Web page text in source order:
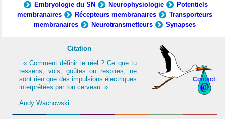
Embryologie du SN
Neurophysiologie
Potentiels
membranaires
Récepteurs membranaires
Transporteurs
membranaires
Neurotransmetteurs Synapses
Contact
Citation
« Comment définir le réel ? Ce que tu
ressens, vois, goûtes ou respires, ne
sont rien que des impulsions électriques
interprétées par ton cerveau. »
Andy Wachowski